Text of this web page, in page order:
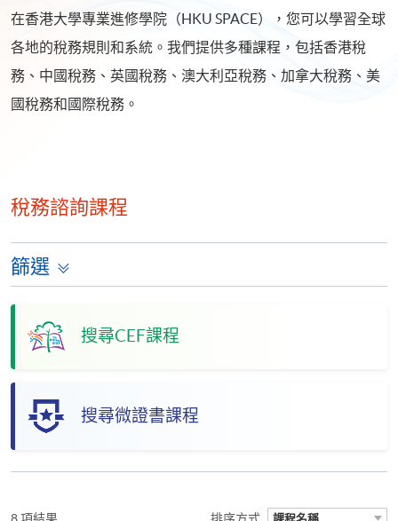
在香港大學專業進修學院（HKU SPACE），您可以學習全球
各地的稅務規則和系統。我們提供多種課程，包括香港稅
務、中國稅務、英國稅務、澳大利亞稅務、加拿大稅務、美
國稅務和國際稅務。
稅務諮詢課程
篩選
搜尋CEF課程
搜尋微證書課程